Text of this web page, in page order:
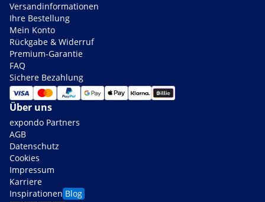
Versandinformationen
Ihre Bestellung
Mein Konto
Rückgabe & Widerruf
Premium-Garantie
FAQ
Sichere Bezahlung
Über uns
expondo Partners
AGB
Datenschutz
Cookies
Impressum
Karriere
Inspirationen Blog